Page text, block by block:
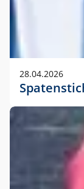
28.04.2026